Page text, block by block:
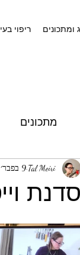
ריפוי ומתכונים
מתכונים
סדנת
Tal Meiri 9 בפבר׳ 2024